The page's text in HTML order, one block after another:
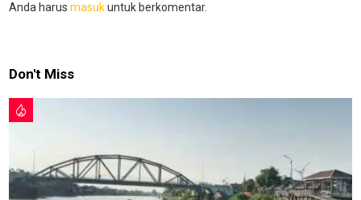
Anda harus masukuntuk berkomentar.
Don't Miss